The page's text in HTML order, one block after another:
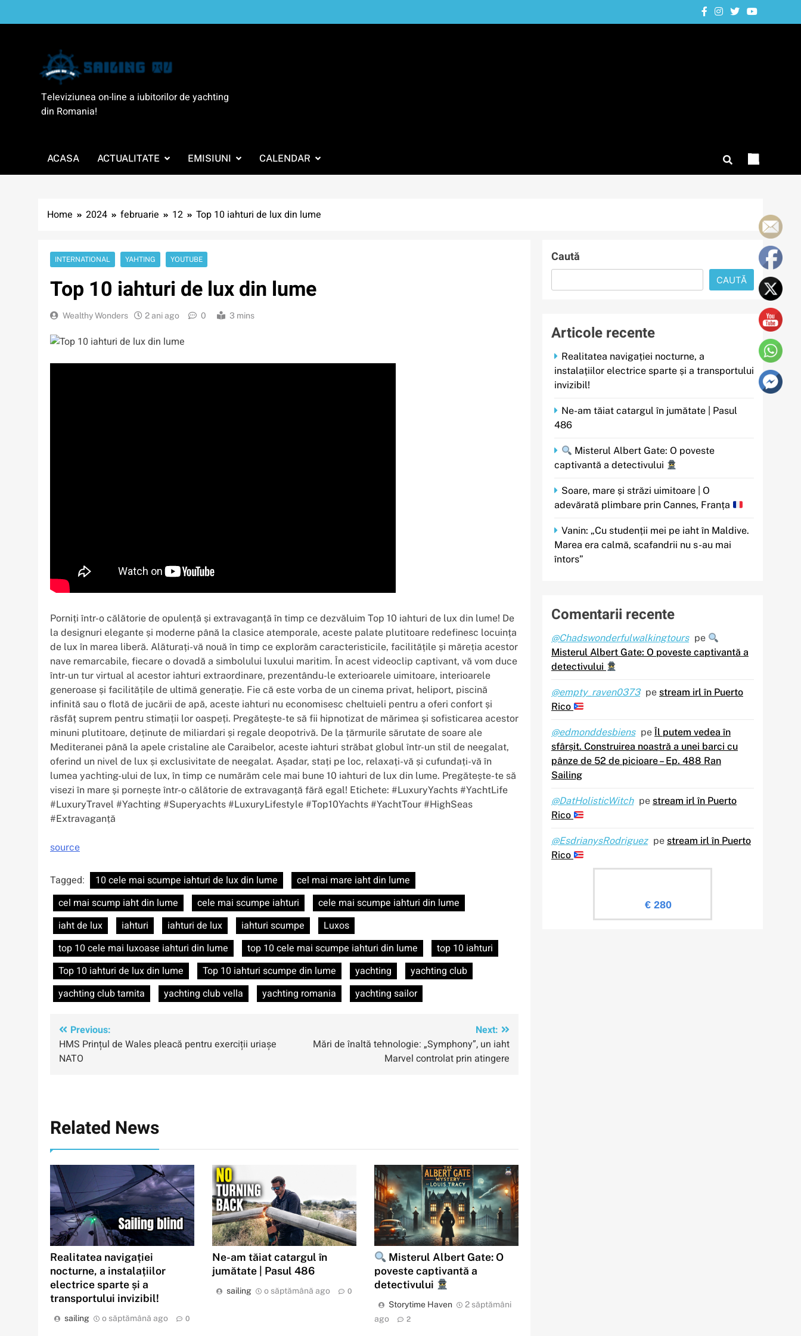
to
SailingTV
Televiziunea on-line a iubitorilor de yachting
din Romania!
ACASA ACTUALITATE EMISIUNI CALENDAR
Home 2024 februarie 12 Top 10 iahturi de lux din lume
INTERNATIONAL YAHTING YOUTUBE
Top 10 iahturi de lux din lume
Wealthy Wonders 2 ani ago 0 3 mins
Porniți într-o călătorie de opulență și extravaganță în timp ce dezvăluim Top 10 iahturi de lux din lume! De
la designuri elegante și moderne până la clasice atemporale, aceste palate plutitoare redefinesc locuința
de lux în marea liberă. Alăturați-vă nouă în timp ce explorăm caracteristicile, facilitățile și măreția acestor
nave remarcabile, fiecare o dovadă a simbolului luxului maritim. În acest videoclip captivant, vă vom duce
într-un tur virtual al acestor iahturi extraordinare, prezentându-le exterioarele uimitoare, interioarele
generoase și facilitățile de ultimă generație. Fie că este vorba de un cinema privat, heliport, piscină
infinită sau o flotă de jucării de apă, aceste iahturi nu economisesc cheltuieli pentru a oferi confort și
răsfăț suprem pentru stimații lor oaspeți. Pregătește-te să fii hipnotizat de mărimea și sofisticarea acestor
minuni plutitoare, deținute de miliardari și regale deopotrivă. De la țărmurile sărutate de soare ale
Mediteranei până la apele cristaline ale Caraibelor, aceste iahturi străbat globul într-un stil de neegalat,
oferind un nivel de lux și exclusivitate de neegalat. Așadar, stați pe loc, relaxați-vă și cufundați-vă în
lumea yachting-ului de lux, în timp ce numărăm cele mai bune 10 iahturi de lux din lume. Pregătește-te să
visezi în mare și pornește într-o călătorie de extravaganță fără egal! Etichete: #LuxuryYachts #YachtLife
#LuxuryTravel #Yachting #Superyachts #LuxuryLifestyle #Top10Yachts #YachtTour #HighSeas
#Extravaganță
source
Tagged: 10 cele mai scumpe iahturi de lux din lume
cel mai mare iaht din lume
cel mai scump iaht din lume
cele mai scumpe iahturi
cele mai scumpe iahturi din lume
iaht de lux
iahturi iahturi de lux iahturi scumpe
Luxos
top 10 cele mai luxoase iahturi din lume
top 10 cele mai scumpe iahturi din lume
top 10 iahturi
Top 10 iahturi de lux din lume
Top 10 iahturi scumpe din lume yachting
yachting club
yachting club tarnita
yachting club vella yachting romania yachting sailor
Navigare
în
Previous:
HMS Prințul de Wales pleacă pentru exerciții uriașe
NATO
Next:
Mări de înaltă tehnologie: „Symphony”, un iaht
Marvel controlat prin atingere
Related News
Realitatea navigației
nocturne, a instalațiilor
electrice sparte și a
transportului invizibil!
sailing o săptămână ago 0
Ne-am tăiat catargul în
jumătate | Pasul 486
sailing o săptămână ago 0
Misterul Albert Gate: O
poveste captivantă a
detectivului
Storytime Haven
2 săptămâni
ago
2
Caută
CAUTĂ
Articole recente
Realitatea navigației nocturne, a
instalațiilor electrice sparte și a transportului
invizibil!
Ne-am tăiat catargul în jumătate | Pasul
486
Misterul Albert Gate: O poveste
captivantă a detectivului
Soare, mare și străzi uimitoare | O
adevărată plimbare prin Cannes, Franța
Vanin: „Cu studenții mei pe iaht în Maldive.
Marea era calmă, scafandrii nu s-au mai
întors”
Comentarii recente
@Chadswonderfulwalkingtours pe
Misterul Albert Gate: O poveste captivantă a
detectivului
@empty_raven0373 pe stream irl în Puerto
Rico
@edmonddesbiens pe Îl putem vedea în
sfârșit. Construirea noastră a unei barci cu
pânze de 52 de picioare – Ep. 488 Ran
Sailing
@DatHolisticWitch pe stream irl în Puerto
Rico
@EsdrianysRodriguez pe stream irl în Puerto
Rico
€ 280